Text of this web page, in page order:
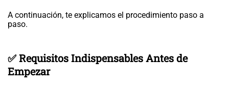
A continuación, te explicamos el procedimiento paso a
paso.
✅ Requisitos Indispensables Antes de
Empezar